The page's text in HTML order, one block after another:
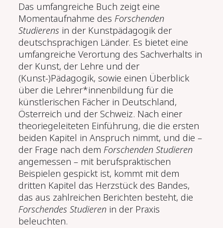
Das umfangreiche Buch zeigt eine
Momentaufnahme des Forschenden
Studierens in der Kunstpädagogik der
deutschsprachigen Länder. Es bietet eine
umfangreiche Verortung des Sachverhalts in
der Kunst, der Lehre und der
(Kunst-)Pädagogik, sowie einen Überblick
über die Lehrer*innenbildung für die
künstlerischen Fächer in Deutschland,
Österreich und der Schweiz. Nach einer
theoriegeleiteten Einführung, die die ersten
beiden Kapitel in Anspruch nimmt, und die –
der Frage nach dem Forschenden Studieren
angemessen – mit berufspraktischen
Beispielen gespickt ist, kommt mit dem
dritten Kapitel das Herzstück des Bandes,
das aus zahlreichen Berichten besteht, die
Forschendes Studieren in der Praxis
beleuchten.